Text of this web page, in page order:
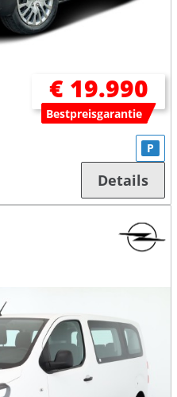
€ 19.990
Bestpreisgarantie
P
Details